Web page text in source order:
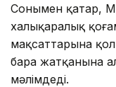
Сонымен қатар,
халықаралық
мақсаттарына
бара жатқанына
мәлімдеді.